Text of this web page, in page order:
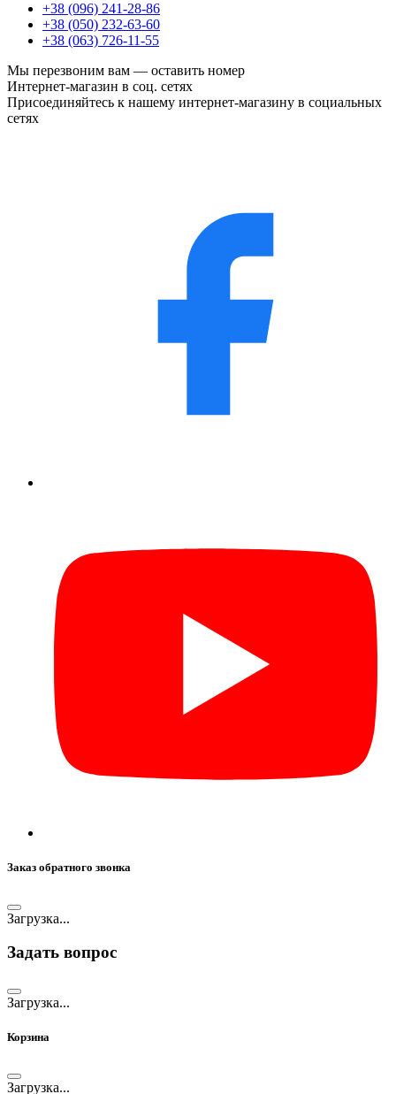
+38 (096) 241-28-86
+38 (050) 232-63-60
+38 (063) 726-11-55
Мы перезвоним вам — оставить номер
Интернет-магазин в соц. сетях
Присоединяйтесь к нашему интернет-магазину в социальных
сетях
Заказ обратного звонка
Загрузка...
Задать вопрос
Загрузка...
Корзина
Загрузка...